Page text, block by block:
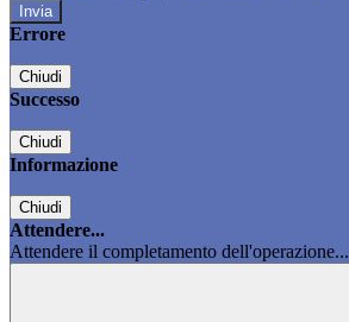
Errore
Chiudi
Successo
Chiudi
Informazione
Chiudi
Attendere...
Attendere il completamento dell'operazione...